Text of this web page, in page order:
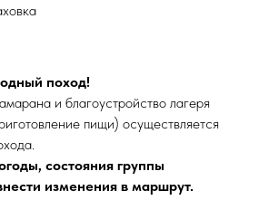
поход!
и благоустройство лагеря
пищи) осуществляется
состояния группы
изменения в маршрут.